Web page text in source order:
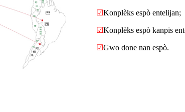
☑Konplèks espò entelijan;
☑Konplèks espò kanpis
☑Gwo done nan espò.